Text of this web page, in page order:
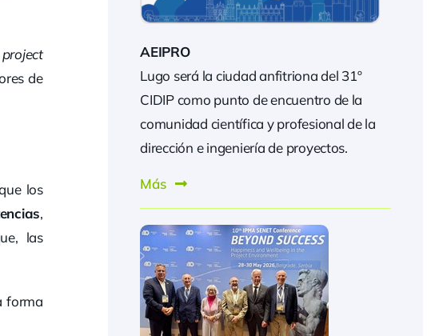
project
de
los
,
las
forma
AEIPRO
Lugo será la ciudad anfitriona del 31º
CIDIP como punto de encuentro de la
comunidad científica y profesional de la
dirección e ingeniería de proyectos.
Más